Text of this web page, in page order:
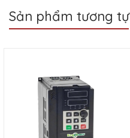
Sản phẩm tương tự